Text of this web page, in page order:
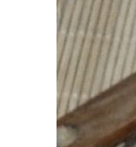
Gıda Güvenliği &
İçecek Kültürü &
Popüler Kültür &
Mutfak Temizliği